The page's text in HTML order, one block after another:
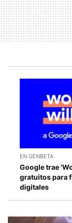
EN GENBETA
Google trae
gratuitos para
digitales